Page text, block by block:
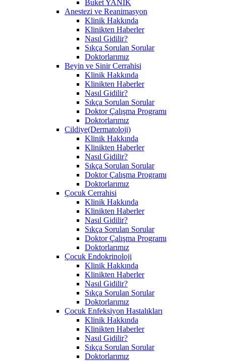
Buket YANIK
Anestezi ve Reanimasyon
Klinik Hakkında
Klinikten Haberler
Nasıl Gidilir?
Sıkça Sorulan Sorular
Doktorlarımız
Beyin ve Sinir Cerrahisi
Klinik Hakkında
Klinikten Haberler
Nasıl Gidilir?
Sıkça Sorulan Sorular
Doktor Çalışma Programı
Doktorlarımız
Cildiye(Dermatoloji)
Klinik Hakkında
Klinikten Haberler
Nasıl Gidilir?
Sıkça Sorulan Sorular
Doktor Çalışma Programı
Doktorlarımız
Çocuk Cerrahisi
Klinik Hakkında
Klinikten Haberler
Nasıl Gidilir?
Sıkça Sorulan Sorular
Doktor Çalışma Programı
Doktorlarımız
Çocuk Endokrinoloji
Klinik Hakkında
Klinikten Haberler
Nasıl Gidilir?
Sıkça Sorulan Sorular
Doktorlarımız
Çocuk Enfeksiyon Hastalıkları
Klinik Hakkında
Klinikten Haberler
Nasıl Gidilir?
Sıkça Sorulan Sorular
Doktorlarımız